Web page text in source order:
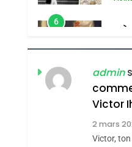
6
7
admin
Victor
2 mars
Victor,